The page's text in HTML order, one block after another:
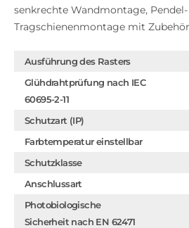
senkrechte Wandmontage,
Tragschienenmontage mit
Ausführung des Rasters
Glühdrahtprüfung nach IEC
60695-2-11
Schutzart (IP)
Farbtemperatur einstellbar
Schutzklasse
Anschlussart
Photobiologische
Sicherheit nach EN 62471